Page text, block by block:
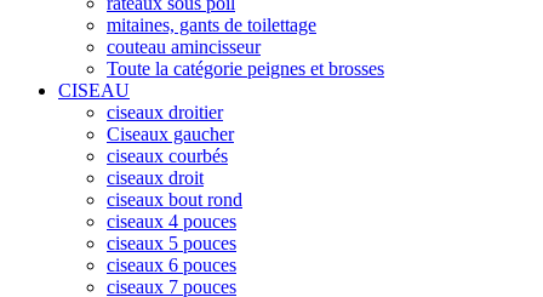
mitaines, gants de toilettage
couteau amincisseur
Toute la catégorie peignes et brosses
CISEAU
ciseaux droitier
Ciseaux gaucher
ciseaux courbés
ciseaux droit
ciseaux bout rond
ciseaux 4 pouces
ciseaux 5 pouces
ciseaux 6 pouces
ciseaux 7 pouces